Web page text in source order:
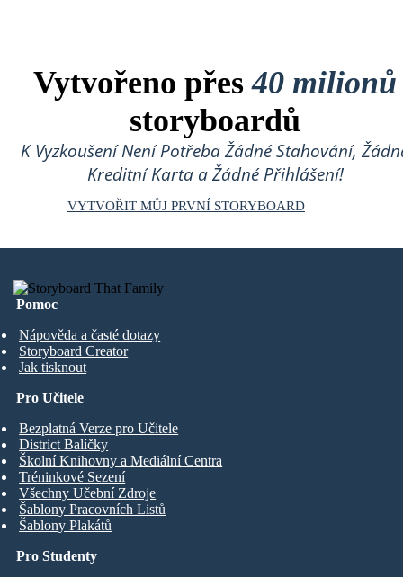
Vytvořeno přes40 milionů
storyboardů
K Vyzkoušení Není Potřeba Žádné Stahování,
Kreditní Karta a Žádné Přihlášení!
VYTVOŘIT MŮJ PRVNÍ STORYBOARD
Pomoc
Nápověda a časté dotazy
Storyboard Creator
Jak tisknout
Pro Studenty
Pro Učitele
Bezplatná Verze pro Učitele
District Balíčky
Školní Knihovny a Mediální Centra
Tréninkové Sezení
Všechny Učební Zdroje
Šablony Pracovních Listů
Šablony Plakátů